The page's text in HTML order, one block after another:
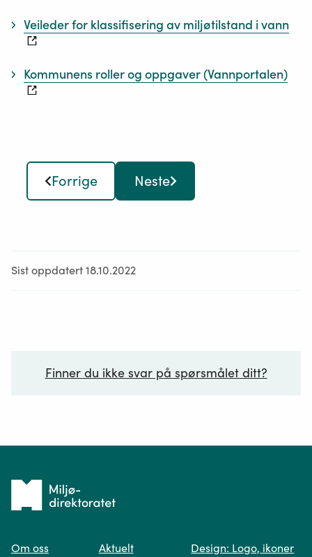
Veileder for klassifisering av miljøtilstand i vann
Kommunens roller og oppgaver (Vannportalen)
Forrige Neste
Sist oppdatert 18.10.2022
Finner du ikke svar på spørsmålet ditt?
Tilbake
forsiden
Om oss Aktuelt Design: Logo, ikoner